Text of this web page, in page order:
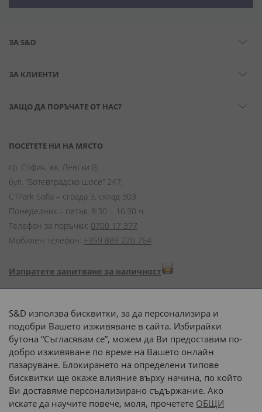
ЗА S&D
ЗА КЛИЕНТИ
ЗАЩО ДА ПОРЪЧАТЕ ОТ НАС?
ПОСЕТЕТЕ НИ НА МЯСТО
гр. София, жк. Левски В,
бул. “Ботевградско шосе” 247,
CTPark Sofia – сграда 3, склад 303
Понеделник – петък: 8:30 – 16:30 ч.
Телефон за поръчки: 0700 17 377
Мобилен телефон: +359 889 220 764
Изпратете запитване за наличност
Начини на плащане:
Доставка до адрес с:
или
наш транспорт
S&D използва бисквитки, за да персонализира и
подобри Вашето изживяване в сайта. Избирайки
бутона “Съгласявам се”, можем да Ви предоставим по-
добро изживяване по време на Вашето онлайн
пазаруване. Блокирането на определени типове
бисквитки ще окаже влияние върху начина, по който
Ви доставяме персонализирано съдържание. Ако
искате да научите повече, моля, прочетете ОБЩИ